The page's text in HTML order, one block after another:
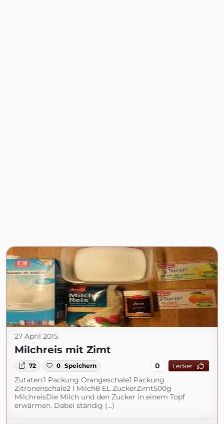
27 April 2015
Milchreis mit Zimt
72 0 Speichern 0 Lecker
Zutaten:1 Packung Orangeschale1 Packung
Zitronenschale2 l Milch8 EL ZuckerZimt500g
MilchreisDie Milch und den Zucker in einem Topf
erwärmen. Dabei ständig (...)